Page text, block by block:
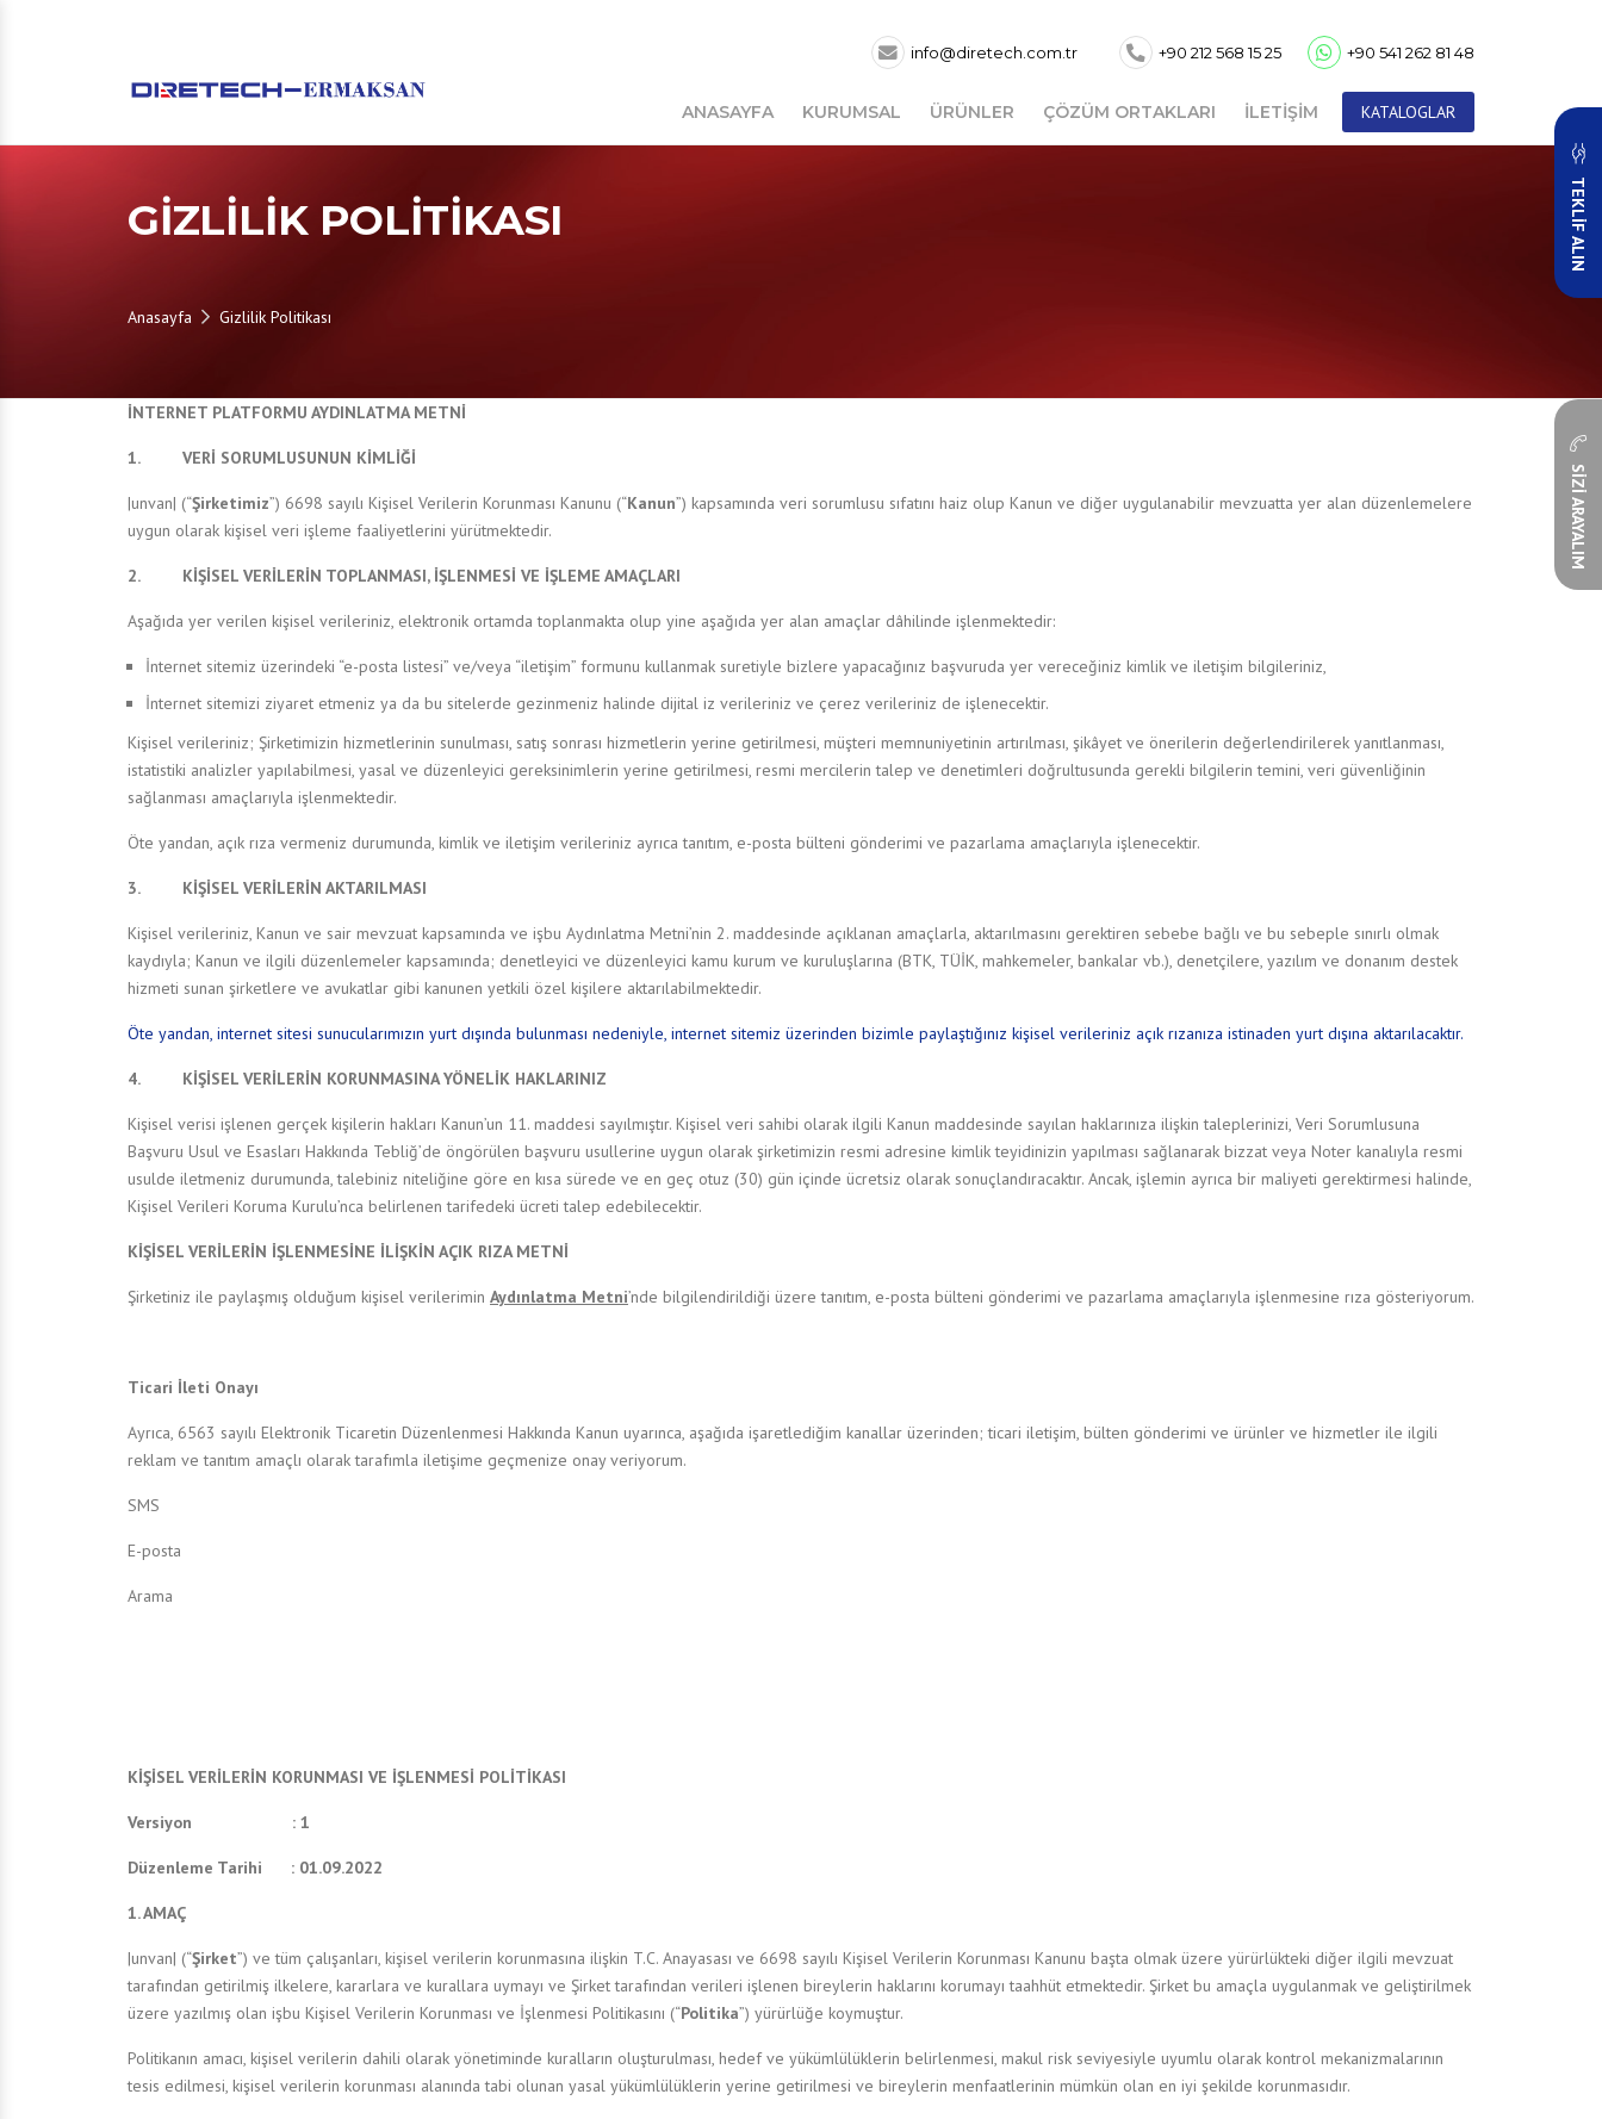
info@diretech.com.tr +90 212 568 15 25 +90 541 262 81 48
ANASAYFA KURUMSAL ÜRÜNLER ÇÖZÜM ORTAKLARI İLETIŞIM KATALOGLAR
GIZLILIK POLITIKASI
Anasayfa Gizlilik Politikası
İNTERNET PLATFORMU AYDINLATMA METNİ
1. VERİ SORUMLUSUNUN KİMLİĞİ
|unvan| (“Şirketimiz”) 6698 sayılı Kişisel Verilerin Korunması Kanunu (“Kanun”) kapsamında veri sorumlusu sıfatını haiz olup Kanun ve diğer uygulanabilir mevzuatta yer alan düzenlemelere
uygun olarak kişisel veri işleme faaliyetlerini yürütmektedir.
2. KİŞİSEL VERİLERİN TOPLANMASI, İŞLENMESİ VE İŞLEME AMAÇLARI
Aşağıda yer verilen kişisel verileriniz, elektronik ortamda toplanmakta olup yine aşağıda yer alan amaçlar dâhilinde işlenmektedir:
İnternet sitemiz üzerindeki “e-posta listesi” ve/veya “iletişim” formunu kullanmak suretiyle bizlere yapacağınız başvuruda yer vereceğiniz kimlik ve iletişim bilgileriniz,
İnternet sitemizi ziyaret etmeniz ya da bu sitelerde gezinmeniz halinde dijital iz verileriniz ve çerez verileriniz de işlenecektir.
Kişisel verileriniz; Şirketimizin hizmetlerinin sunulması, satış sonrası hizmetlerin yerine getirilmesi, müşteri memnuniyetinin artırılması, şikâyet ve önerilerin değerlendirilerek yanıtlanması,
istatistiki analizler yapılabilmesi, yasal ve düzenleyici gereksinimlerin yerine getirilmesi, resmi mercilerin talep ve denetimleri doğrultusunda gerekli bilgilerin temini, veri güvenliğinin
sağlanması amaçlarıyla işlenmektedir.
Öte yandan, açık rıza vermeniz durumunda, kimlik ve iletişim verileriniz ayrıca tanıtım, e-posta bülteni gönderimi ve pazarlama amaçlarıyla işlenecektir.
3. KİŞİSEL VERİLERİN AKTARILMASI
Kişisel verileriniz, Kanun ve sair mevzuat kapsamında ve işbu Aydınlatma Metni’nin 2. maddesinde açıklanan amaçlarla, aktarılmasını gerektiren sebebe bağlı ve bu sebeple sınırlı olmak
kaydıyla; Kanun ve ilgili düzenlemeler kapsamında; denetleyici ve düzenleyici kamu kurum ve kuruluşlarına (BTK, TÜİK, mahkemeler, bankalar vb.), denetçilere, yazılım ve donanım destek
hizmeti sunan şirketlere ve avukatlar gibi kanunen yetkili özel kişilere aktarılabilmektedir.
Öte yandan, internet sitesi sunucularımızın yurt dışında bulunması nedeniyle, internet sitemiz üzerinden bizimle paylaştığınız kişisel verileriniz açık rızanıza istinaden yurt dışına aktarılacaktır.
4. KİŞİSEL VERİLERİN KORUNMASINA YÖNELİK HAKLARINIZ
Kişisel verisi işlenen gerçek kişilerin hakları Kanun’un 11. maddesi sayılmıştır. Kişisel veri sahibi olarak ilgili Kanun maddesinde sayılan haklarınıza ilişkin taleplerinizi, Veri Sorumlusuna
Başvuru Usul ve Esasları Hakkında Tebliğ’de öngörülen başvuru usullerine uygun olarak şirketimizin resmi adresine kimlik teyidinizin yapılması sağlanarak bizzat veya Noter kanalıyla resmi
usulde iletmeniz durumunda, talebiniz niteliğine göre en kısa sürede ve en geç otuz (30) gün içinde ücretsiz olarak sonuçlandıracaktır. Ancak, işlemin ayrıca bir maliyeti gerektirmesi halinde,
Kişisel Verileri Koruma Kurulu’nca belirlenen tarifedeki ücreti talep edebilecektir.
KİŞİSEL VERİLERİN İŞLENMESİNE İLİŞKİN AÇIK RIZA METNİ
Şirketiniz ile paylaşmış olduğum kişisel verilerimin Aydınlatma Metni’nde bilgilendirildiği üzere tanıtım, e-posta bülteni gönderimi ve pazarlama amaçlarıyla işlenmesine rıza gösteriyorum.
Ticari İleti Onayı
Ayrıca, 6563 sayılı Elektronik Ticaretin Düzenlenmesi Hakkında Kanun uyarınca, aşağıda işaretlediğim kanallar üzerinden; ticari iletişim, bülten gönderimi ve ürünler ve hizmetler ile ilgili
reklam ve tanıtım amaçlı olarak tarafımla iletişime geçmenize onay veriyorum.
SMS
E-posta
Arama
KİŞİSEL VERİLERİN KORUNMASI VE İŞLENMESİ POLİTİKASI
Versiyon : 1
Düzenleme Tarihi : 01.09.2022
1. AMAÇ
|unvan| (“Şirket”) ve tüm çalışanları, kişisel verilerin korunmasına ilişkin T.C. Anayasası ve 6698 sayılı Kişisel Verilerin Korunması Kanunu başta olmak üzere yürürlükteki diğer ilgili mevzuat
tarafından getirilmiş ilkelere, kararlara ve kurallara uymayı ve Şirket tarafından verileri işlenen bireylerin haklarını korumayı taahhüt etmektedir. Şirket bu amaçla uygulanmak ve geliştirilmek
üzere yazılmış olan işbu Kişisel Verilerin Korunması ve İşlenmesi Politikasını (“Politika”) yürürlüğe koymuştur.
Politikanın amacı, kişisel verilerin dahili olarak yönetiminde kuralların oluşturulması, hedef ve yükümlülüklerin belirlenmesi, makul risk seviyesiyle uyumlu olarak kontrol mekanizmalarının
tesis edilmesi, kişisel verilerin korunması alanında tabi olunan yasal yükümlülüklerin yerine getirilmesi ve bireylerin menfaatlerinin mümkün olan en iyi şekilde korunmasıdır.
TEKLİF ALIN
SİZİ ARAYALIM